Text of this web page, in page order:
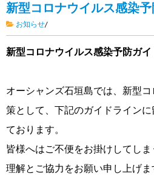
新型コロナウイルス感染
お知らせ/
新型コロナウイルス感染予防ガ
オーシャンズ石垣島では、新型
策として、下記のガイドライン
ております。
皆様へはご不便をお掛けしてし
理解とご協力をお願い申し上げま